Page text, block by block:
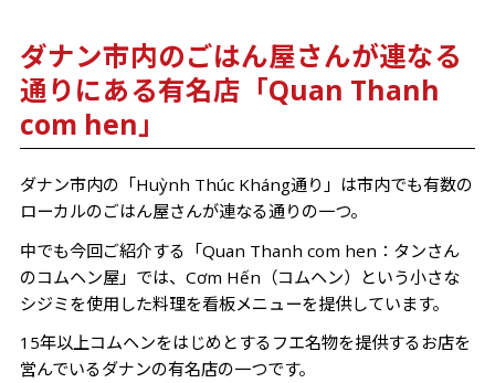
フエ名物の「コムヘン」が食べられると人気
スタンダードな「コムヘン」と「ブンヘン」の２種類
を注文
とにかく貝がたっぷりで味濃いめ！濃厚です！
コムヘンはこう食べるとうまい！
混ぜる
半分はそのまま食べる
だし汁を入れてお茶漬けにして食べる！
ベトナム人でもお腹痛くなる人がいるので、体調万全
ダナン市内のごはん屋さんが連なる
通りにある有名店「Quan Thanh
com hen」
ダナン市内の「Huỳnh Thúc Kháng通り」は市内でも有数の
ローカルのごはん屋さんが連なる通りの一つ。
中でも今回ご紹介する「Quan Thanh com hen：タンさん
のコムヘン屋」では、Cơm Hến（コムヘン）という小さな
シジミを使用した料理を看板メニューを提供しています。
15年以上コムヘンをはじめとするフエ名物を提供するお店を
営んでいるダナンの有名店の一つです。